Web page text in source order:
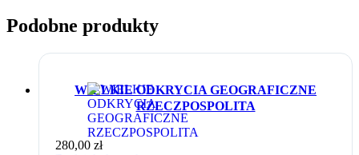
Podobne produkty
WIELKIE ODKRYCIA GEOGRAFICZNE
RZECZPOSPOLITA
280,00 zł